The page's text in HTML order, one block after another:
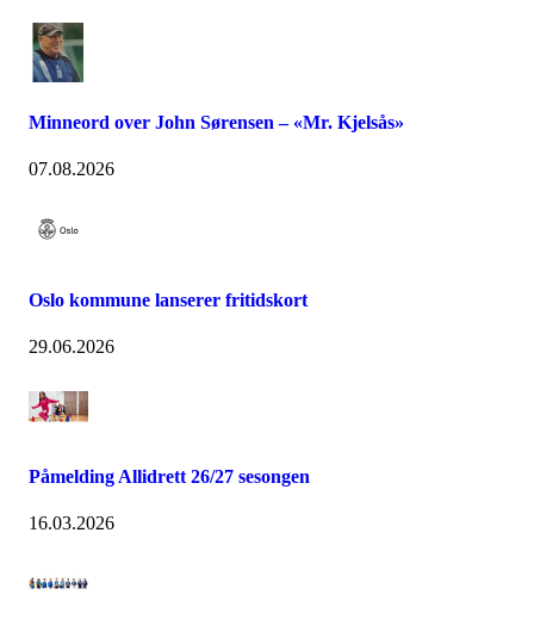
Minneord over John Sørensen – «Mr. Kjelsås»
07.08.2026
Oslo kommune lanserer fritidskort
29.06.2026
Påmelding Allidrett 26/27 sesongen
16.03.2026